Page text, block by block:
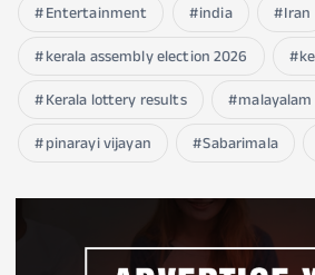
Entertainment
india Iran
kerala assembly election 2026
Kerala lottery results
pinarayi vijayan
Sabarimala